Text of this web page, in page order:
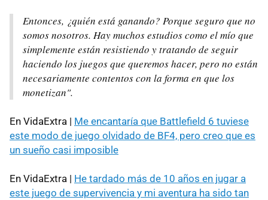
Entonces, ¿quién está ganando? Porque seguro que no
somos nosotros. Hay muchos estudios como el mío que
simplemente están resistiendo y tratando de seguir
haciendo los juegos que queremos hacer, pero no están
necesariamente contentos con la forma en que los
monetizan".
En VidaExtra | Me encantaría que Battlefield 6 tuviese
este modo de juego olvidado de BF4, pero creo que es
un sueño casi imposible
En VidaExtra | He tardado más de 10 años en jugar a
este juego de supervivencia y mi aventura ha sido tan